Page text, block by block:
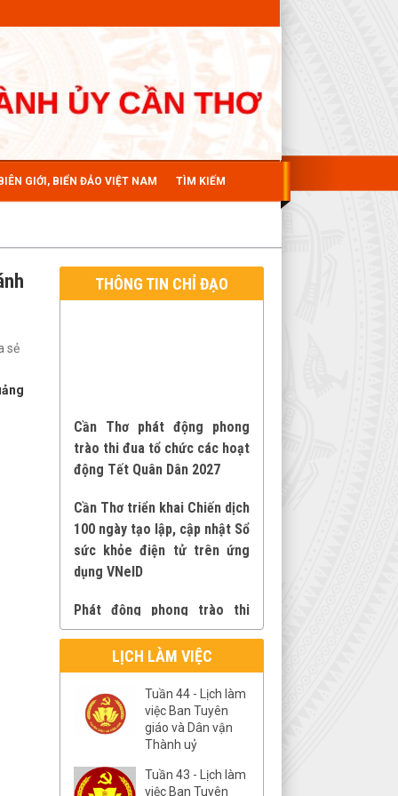
BIÊN GIỚI, BIỂN ĐẢO VIỆT NAM TÌM KIẾM
sẻ
THÔNG TIN CHỈ ĐẠO
động Tết Quân Dân 2027
Cần Thơ triển khai Chiến dịch
100 ngày tạo lập, cập nhật Sổ
sức khỏe điện tử trên ứng
dụng VNeID
Phát động phong trào thi
đua “Ba nhất: Kỷ luật nhất -
Trung thành nhất - Gần dân
nhất” trên địa bàn thành phố
Cần Thơ
100 ngày tạo lập, cập nhật Sổ
sức khỏe điện tử trên ứng
Tiếp tục triển khai quy định
LỊCH LÀM VIỆC
Tuần 44 - Lịch làm
việc Ban Tuyên
giáo và Dân vận
Thành uỷ
Tuần 43 - Lịch làm
việc Ban Tuyên